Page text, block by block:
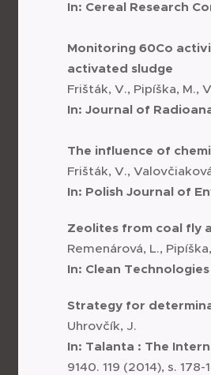
In: Cereal Research
Monitoring 60Co
activated sludge
Frišták, V., Pipíška, M.,
In: Journal of
The influence of
Frišták, V.,
In: Polish Journal of
Zeolites from coal fly
Remenárová, L.,
In: Clean
Strategy for
Uhrovčík, J.
In: Talanta : The
9140. 119 (2014), s. 178-